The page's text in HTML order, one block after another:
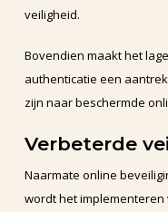
veiligheid.
Bovendien maakt het
authenticatie een
zijn naar beschermde
Verbeterde
Naarmate online
wordt het